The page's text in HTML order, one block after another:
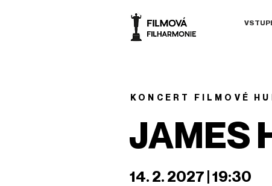
KONCERT FILMOVÉ
JAMES
14. 2. 2027 | 19:30